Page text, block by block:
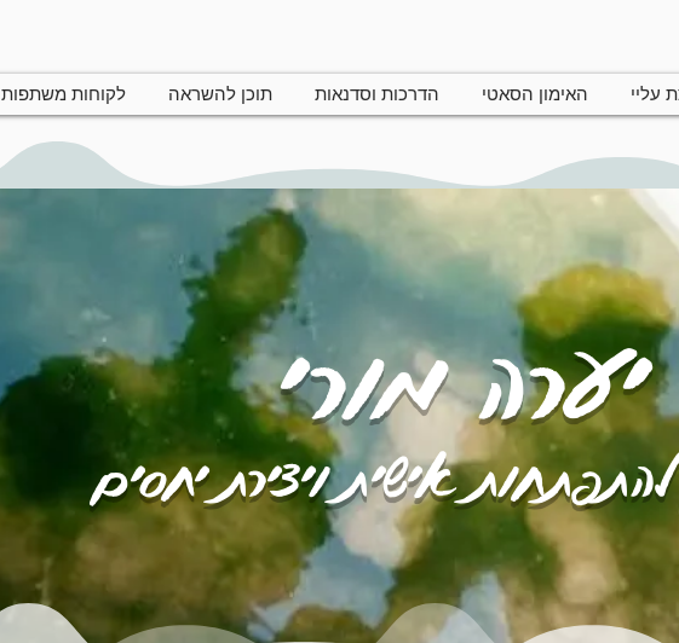
עליי האימון הסאטי הדרכות וסדנאות תוכן להשראה לקוחות משתפות
אישית ויצירת יחסים
יערה מורי